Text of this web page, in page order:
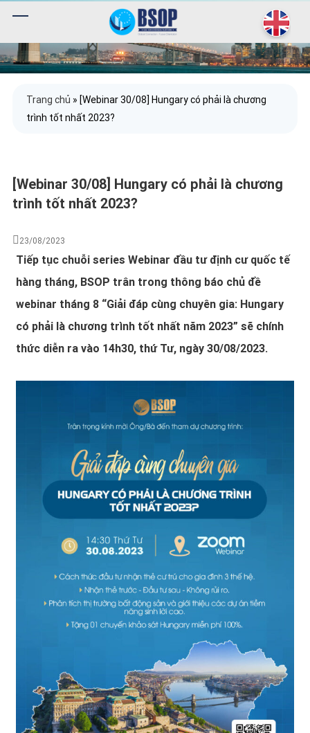
Trang chủ » [Webinar 30/08] Hungary có phải là chương
trình tốt nhất 2023?
[Webinar 30/08] Hungary có phải là chương
trình tốt nhất 2023?
23/08/2023
Tiếp tục chuỗi series Webinar đầu tư định cư quốc tế
hàng tháng, BSOP trân trong thông báo chủ đề
webinar tháng 8 “Giải đáp cùng chuyên gia: Hungary
có phải là chương trình tốt nhất năm 2023” sẽ chính
thức diễn ra vào 14h30, thứ Tư, ngày 30/08/2023.